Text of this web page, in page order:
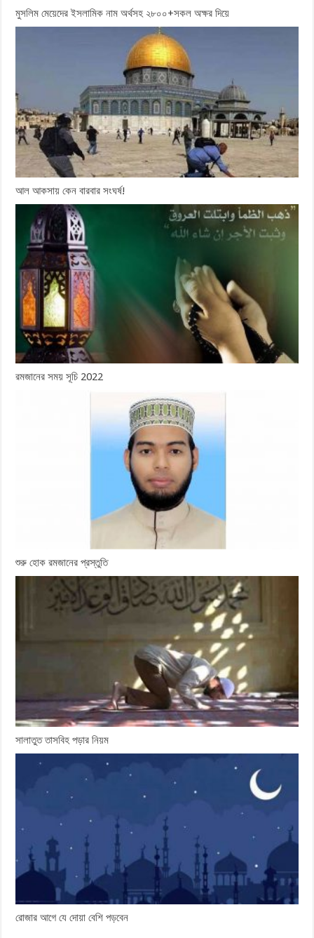
মুসলিম মেয়েদের ইসলামিক নাম অর্থসহ ২৮০০+সকল অক্ষর দিয়ে
আল আকসায় কেন বারবার সংঘর্ষ!
রমজানের সময় সূচি 2022
শুরু হোক রমজানের প্রস্তুতি
সালাতুত তাসবিহ পড়ার নিয়ম
রোজার আগে যে দোয়া বেশি পড়বেন